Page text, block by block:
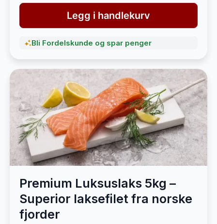
Legg i handlekurv
Bli Fordelskunde og spar penger
Premium Luksuslaks 5kg –
Superior laksefilet fra norske
fjorder